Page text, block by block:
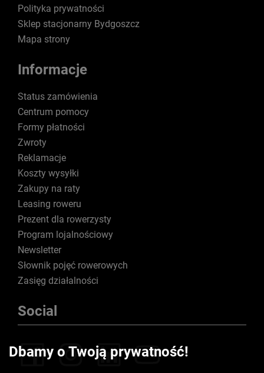
Polityka prywatności
Sklep stacjonarny Bydgoszcz
Mapa strony
Informacje
Status zamówienia
Centrum pomocy
Formy płatności
Zwroty
Reklamacje
Koszty wysyłki
Zakupy na raty
Leasing roweru
Prezent dla rowerzysty
Program lojalnościowy
Newsletter
Słownik pojęć rowerowych
Zasięg działalności
Social
Dbamy o Twoją prywatność!